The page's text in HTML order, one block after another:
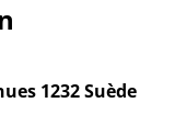
1232 Suède